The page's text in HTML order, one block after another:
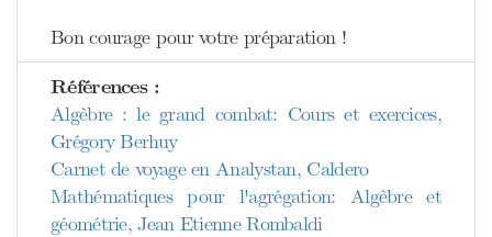
Bon courage pour votre préparation !
Références :
Algèbre : le grand combat: Cours et exercices,
Grégory Berhuy
Carnet de voyage en Analystan, Caldero
Mathématiques pour l'agrégation: Algèbre et
géométrie, Jean Etienne Rombaldi